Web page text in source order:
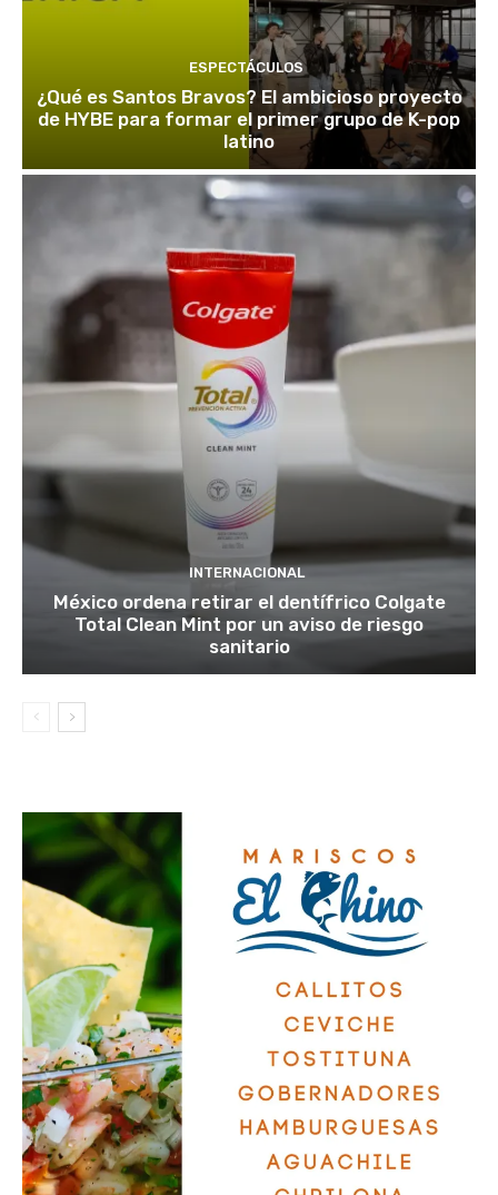
ESPECTÁCULOS
¿Qué es Santos Bravos? El ambicioso proyecto
de HYBE para formar el primer grupo de K-pop
latino
INTERNACIONAL
México ordena retirar el dentífrico Colgate
Total Clean Mint por un aviso de riesgo
sanitario